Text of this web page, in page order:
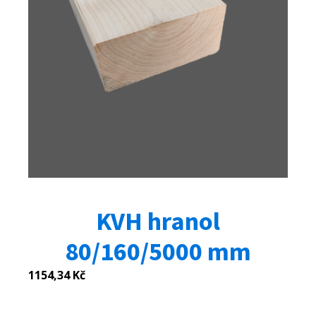
KVH hranol
80/160/5000 mm
1154,34Kč